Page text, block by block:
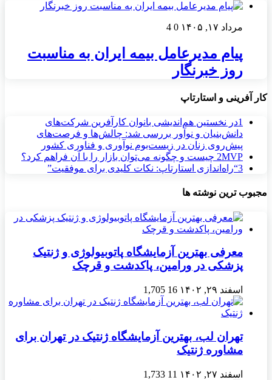
مرداد ۱۷, ۱۴۰۵ 0
4
پیام مدیرعامل بیمه ایران به مناسبت
روز خبرنگار
کار آفرینی و استارتاپ
1در نخستین هم‌اندیشی بانوان کارآفرین شرکت‌های
دانش‌بنیان و نوآور بررسی شد: چالش‌ها و فرصت‌های
پیش‌روی زنان در زیست‌بوم نوآوری و فناوری کشور
2MVP چیست و چگونه می‌توان بازار را با آن فراهم کرد؟
3“راه‌اندازی استارتاپ: نکات کلیدی برای موفقیت”
مجبوب ترین نوشته ها
معرفی بهترین آزمایشگاه پاتوبیولوژی و ژنتیک
پزشکی در ورامین، پاکدشت و قرچک
اسفند ۲۹, ۱۴۰۲ 16
1,705
تهران لب، بهترین آزمایشگاه ژنتیک در تهران برای
مشاوره ژنتیک
اسفند ۲۷, ۱۴۰۲ 11
1,733